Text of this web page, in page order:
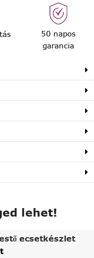
50 napos
garancia
lehet!
ecsetkészlet